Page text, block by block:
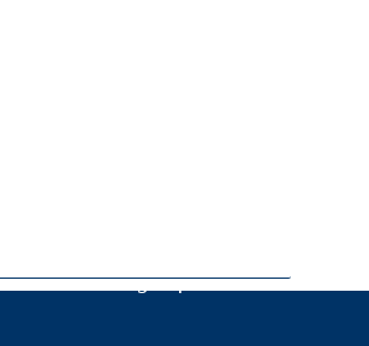
werden
ist, dass Sie jeden Schritt
Finanzlösung empfehle und inwiefern